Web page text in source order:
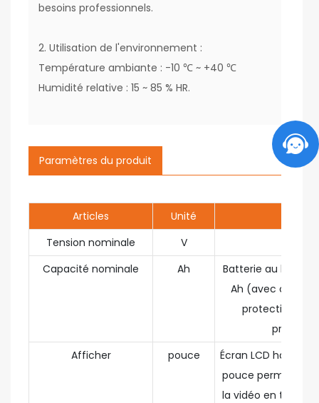
besoins professionnels.
2. Utilisation de l'environnement :
Température ambiante : -10 ℃ ~ +40 ℃
Humidité relative : 15 ~ 85 % HR.
Paramètres du produit
Articles Unité
Tension nominale
V
Capacité nominale
Ah
Batterie au lithium
Ah (avec circuit
protection et
Afficher
pouce
Écran LCD haute
pouce permettant
la vidéo en temps